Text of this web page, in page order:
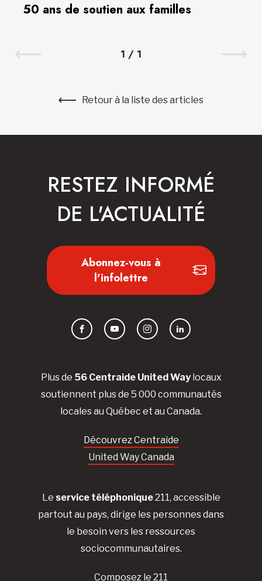
50 ans de soutien aux familles
1 / 1
Retour à la liste des articles
Plus de 56 Centraide United Waylocaux
soutiennent plus de 5 000 communautés
locales au Québec et au Canada.
Découvrez Centraide
United Way Canada
Le service téléphonique211, accessible
partout au pays, dirige les personnes dans
le besoin vers les ressources
sociocommunautaires.
Composez le 211
RESTEZ INFORMÉ
DE L'ACTUALITÉ
Abonnez-vous à
l'infolettre
FacebookYouTubeInstagramLinkedIn